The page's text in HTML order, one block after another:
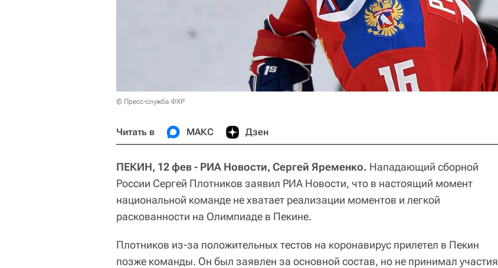
© Пресс-служба ФХР
Читать в МАКС Дзен
ПЕКИН, 12 фев - РИА Новости, Сергей Яременко. Нападающий сборной
России Сергей Плотников заявил РИА Новости, что в настоящий момент
национальной команде не хватает реализации моментов и легкой
раскованности на Олимпиаде в Пекине.
Плотников из-за положительных тестов на коронавирус прилетел в Пекин
позже команды. Он был заявлен за основной состав, но не принимал участия